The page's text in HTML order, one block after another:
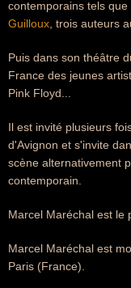
contemporains tels que
Guilloux , trois auteurs
Puis dans son théâtre
France des jeunes
Pink Floyd...
Il est invité plusieurs
d'Avignon et s'invite
scène alternativement
contemporain.
Marcel Maréchal est le
Marcel Maréchal est
Paris (France).